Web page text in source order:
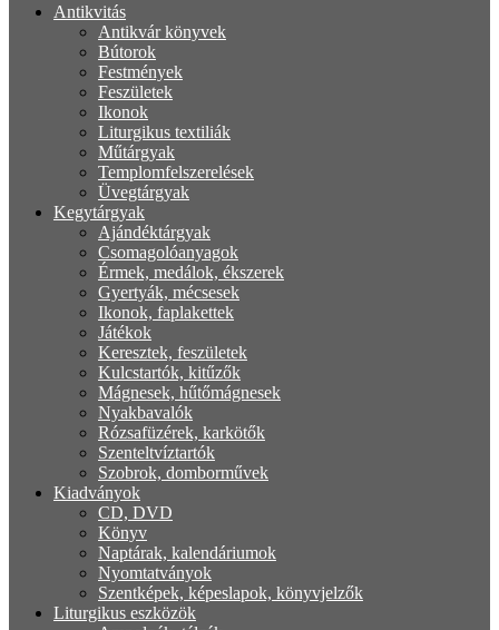
Antikvitás
Antikvár könyvek
Bútorok
Festmények
Feszületek
Ikonok
Liturgikus textiliák
Műtárgyak
Templomfelszerelések
Üvegtárgyak
Kegytárgyak
Ajándéktárgyak
Csomagolóanyagok
Érmek, medálok, ékszerek
Gyertyák, mécsesek
Ikonok, faplakettek
Játékok
Keresztek, feszületek
Kulcstartók, kitűzők
Mágnesek, hűtőmágnesek
Nyakbavalók
Rózsafüzérek, karkötők
Szenteltvíztartók
Szobrok, domborművek
Kiadványok
CD, DVD
Könyv
Naptárak, kalendáriumok
Nyomtatványok
Szentképek, képeslapok, könyvjelzők
Liturgikus eszközök